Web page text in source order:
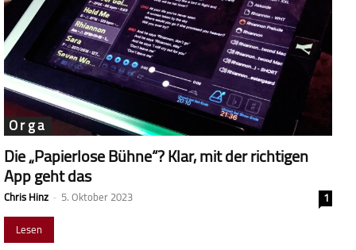
Orga
Die „Papierlose Bühne“? Klar, mit der richtigen
App geht das
Chris Hinz - 5. Oktober 2023
1
Lesen